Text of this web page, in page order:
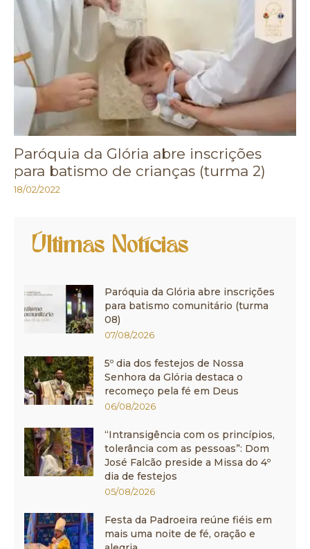
Paróquia da Glória abre inscrições
para batismo de crianças (turma 2)
18/02/2022
Últimas Notícias
Paróquia da Glória abre inscrições
para batismo comunitário (turma
08)
07/08/2026
5º dia dos festejos de Nossa
Senhora da Glória destaca o
recomeço pela fé em Deus
06/08/2026
“Intransigência com os princípios,
tolerância com as pessoas”: Dom
José Falcão preside a Missa do 4º
dia de festejos
05/08/2026
Festa da Padroeira reúne fiéis em
mais uma noite de fé, oração e